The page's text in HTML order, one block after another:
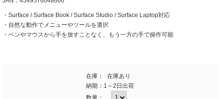
・Surface / Surface Book / Surface Studio / Surface Laptop対応
・自然な動作でメニューやツールを選択
・ペンやマウスから手を放すことなく、もう一方の手で操作可能
在庫：
在庫あり
納期： 1～2日出荷
数量：